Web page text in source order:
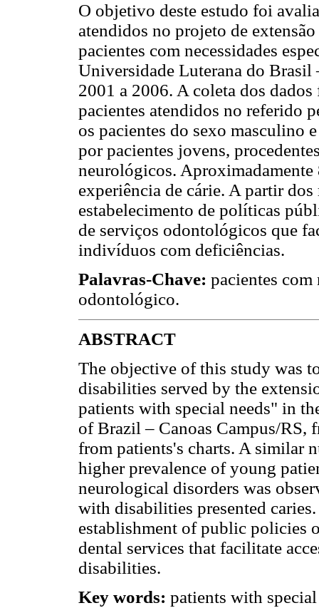
O objetivo deste estudo foi
atendidos no projeto de
pacientes com necessidades
Universidade Luterana do Brasil
2001 a 2006. A coleta dos
pacientes atendidos no referido
os pacientes do sexo masculino
por pacientes jovens,
neurológicos. Aproximadamente
experiência de cárie. A partir
estabelecimento de políticas
de serviços odontológicos que
indivíduos com deficiências.
Palavras-Chave: pacientes com
odontológico.
ABSTRACT
The objective of this study was
disabilities served by the
patients with special needs" in
of Brazil – Canoas Campus/RS,
from patients's charts. A similar
higher prevalence of young
neurological disorders was
with disabilities presented
establishment of public policies
dental services that facilitate
disabilities.
Key words: patients with